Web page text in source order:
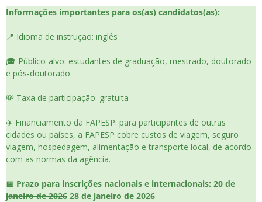
Informações importantes para os(as) candidatos(as):
📍 Idioma de instrução: inglês
🎓 Público-alvo: estudantes de graduação, mestrado, doutorado
e pós-doutorado
💸 Taxa de participação: gratuita
✈️ Financiamento da FAPESP: para participantes de outras
cidades ou países, a FAPESP cobre custos de viagem, seguro
viagem, hospedagem, alimentação e transporte local, de acordo
com as normas da agência.
📅 Prazo para inscrições nacionais e internacionais: 20 de
janeiro de 2026 28 de janeiro de 2026